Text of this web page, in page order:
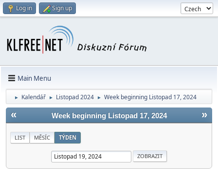
Log in Sign up
Main Menu
► Kalendář ► Listopad 2024 ► Week beginning Listopad 17, 2024
« »
Week beginning Listopad 17, 2024
LIST MĚSÍC TÝDEN